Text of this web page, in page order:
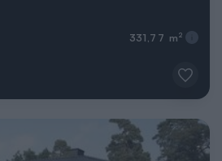
331,77 m 2